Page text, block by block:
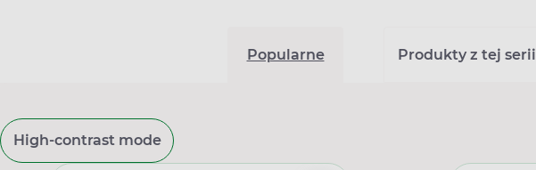
Popularne Produkty z tej serii
High-contrast mode